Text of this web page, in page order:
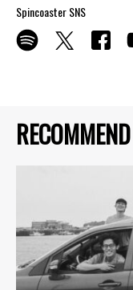
RECOMMEND
Spincoaster SNS